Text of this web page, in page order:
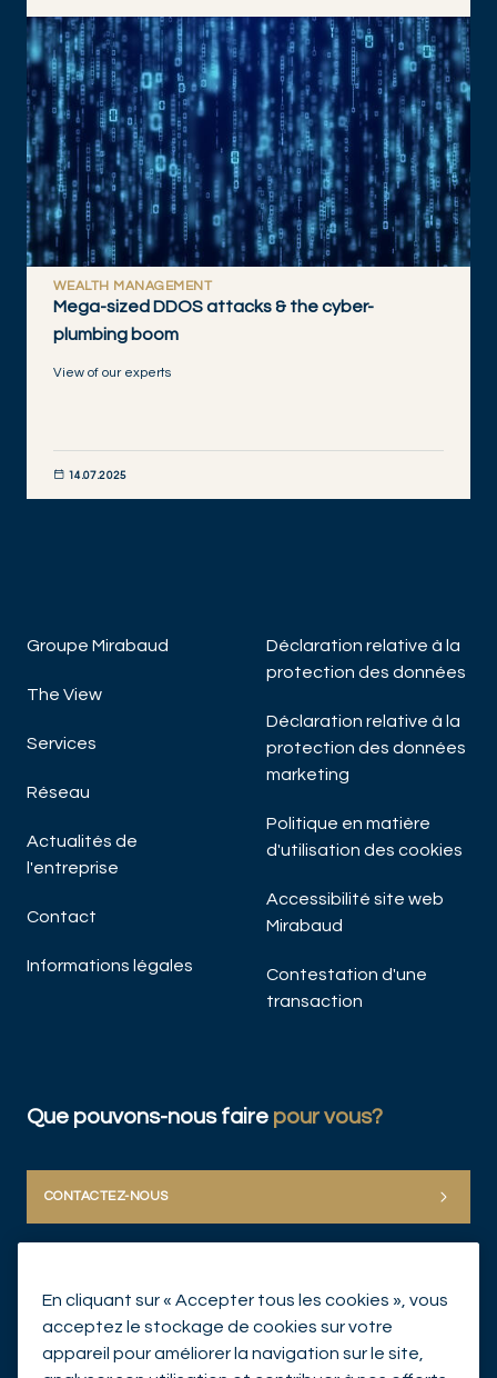
DISCOVER NOW
WEALTH MANAGEMENT
Mega-sized DDOS attacks & the cyber-
plumbing boom
View of our experts
14.07.2025
Groupe Mirabaud
The View
Services
Réseau
Actualités de
l'entreprise
Contact
Informations légales
Déclaration relative à la
protection des données
Déclaration relative à la
protection des données
marketing
Politique en matière
d'utilisation des cookies
Accessibilité site web
Mirabaud
Contestation d'une
transaction
Que pouvons-nous faire pour vous?
CONTACTEZ-NOUS
En cliquant sur « Accepter tous les cookies », vous
acceptez le stockage de cookies sur votre
appareil pour améliorer la navigation sur le site,